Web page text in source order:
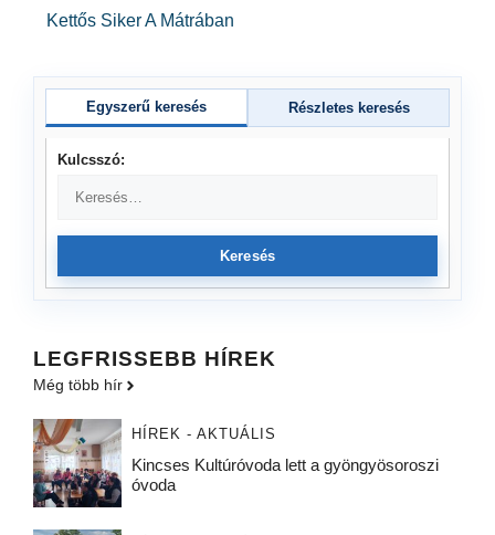
Kettős Siker A Mátrában
Egyszerű keresés Részletes keresés
Kulcsszó:
Keresés
LEGFRISSEBB HÍREK
Még több hír
HÍREK - AKTUÁLIS
Kincses Kultúróvoda lett a gyöngyösoroszi
óvoda